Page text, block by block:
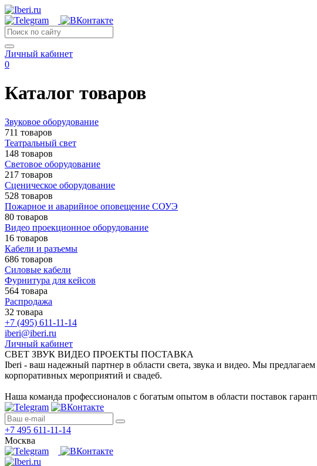
Личный кабинет
0
Каталог товаров
Звуковое оборудование
711 товаров
Театральный свет
148 товаров
Световое оборудование
217 товаров
Сценическое оборудование
528 товаров
Пожарное и аварийное оповещение СОУЭ
80 товаров
Видео проекционное оборудование
16 товаров
Кабели и разъемы
686 товаров
Силовые кабели
Фурнитура для кейсов
564 товара
Распродажа
32 товара
+7 (495) 611-11-14
iberi@iberi.ru
Личный кабинет
СВЕТ ЗВУК ВИДЕО ПРОЕКТЫ ПОСТАВКА
Iberi - ваш надежный партнер в области света, звука и видео. Мы
корпоративных мероприятий и свадеб.
Наша команда профессионалов с богатым опытом в области поставок
+7 495 611-11-14
Москва